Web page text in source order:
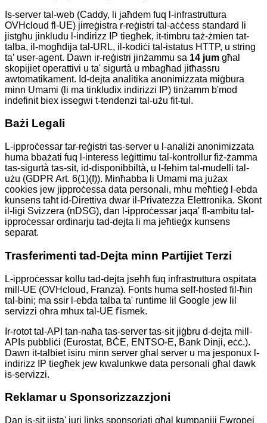
Is-server tal-web (Caddy, li jaħdem fuq l-infrastruttura
OVHcloud fl-UE) jirreġistra r-reġistri tal-aċċess standard li
jistgħu jinkludu l-indirizz IP tiegħek, it-timbru taż-żmien tat-
talba, il-mogħdija tal-URL, il-kodiċi tal-istatus HTTP, u string
ta’ user-agent. Dawn ir-reġistri jinżammu sa 14 jum għal
skopijiet operattivi u ta' sigurtà u mbagħad jitħassru
awtomatikament. Id-dejta analitika anonimizzata miġbura
minn Umami (li ma tinkludix indirizzi IP) tinżamm b'mod
indefinit biex issegwi t-tendenzi tal-użu fit-tul.
Bażi Legali
L-ipproċessar tar-reġistri tas-server u l-analiżi anonimizzata
huma bbażati fuq l-interess leġittimu tal-kontrollur fiż-żamma
tas-sigurtà tas-sit, id-disponibbiltà, u l-fehim tal-mudelli tal-
użu (GDPR Art. 6(1)(f)). Minħabba li Umami ma jużax
cookies jew jipproċessa data personali, mhu meħtieġ l-ebda
kunsens taħt id-Direttiva dwar il-Privatezza Elettronika. Skont
il-liġi Svizzera (nDSG), dan l-ipproċessar jaqa' fl-ambitu tal-
ipproċessar ordinarju tad-dejta li ma jeħtieġx kunsens
separat.
Trasferimenti tad-Dejta minn Partijiet Terzi
L-ipproċessar kollu tad-dejta jseħħ fuq infrastruttura ospitata
mill-UE (OVHcloud, Franza). Fonts huma self-hosted fil-ħin
tal-bini; ma ssir l-ebda talba ta' runtime lil Google jew lil
servizzi oħra mhux tal-UE f'ismek.
Ir-rotot tal-API tan-naħa tas-server tas-sit jiġbru d-dejta mill-
APIs pubbliċi (Eurostat, BĊE, ENTSO-E, Bank Dinji, eċċ.).
Dawn it-talbiet isiru minn server għal server u ma jesponux l-
indirizz IP tiegħek jew kwalunkwe data personali għal dawk
is-servizzi.
Reklamar u Sponsorizzazzjoni
Dan is-sit jista' juri links sponsorjati għal kumpaniji Ewropej